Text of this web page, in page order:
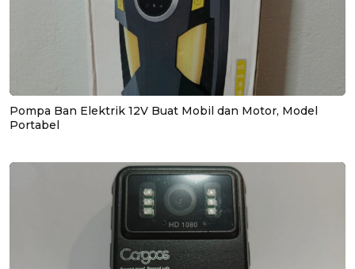
Pompa Ban Elektrik 12V Buat Mobil dan Motor, Model
Portabel